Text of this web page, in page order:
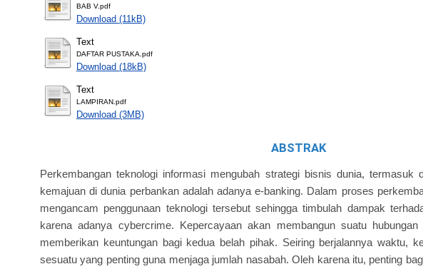
BAB V.pdf
Download (11kB)
Text
DAFTAR PUSTAKA.pdf
Download (18kB)
Text
LAMPIRAN.pdf
Download (3MB)
ABSTRAK
Perkembangan teknologi informasi mengubah strategi bisnis dunia, termasuk
kemajuan di dunia perbankan adalah adanya e-banking. Dalam proses
mengancam penggunaan teknologi tersebut sehingga timbulah dampak
karena adanya cybercrime. Kepercayaan akan membangun suatu
memberikan keuntungan bagi kedua belah pihak. Seiring berjalannya waktu,
sesuatu yang penting guna menjaga jumlah nasabah. Oleh karena itu, penting